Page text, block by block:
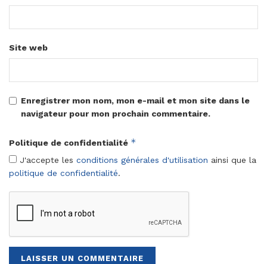
Site web
Enregistrer mon nom, mon e-mail et mon site dans le
navigateur pour mon prochain commentaire.
Politique de confidentialité *
J'accepte les conditions générales d'utilisation ainsi que la
politique de confidentialité.